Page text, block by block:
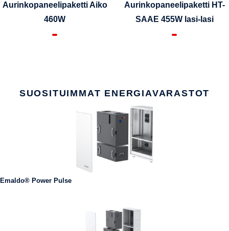
Aurinkopaneelipaketti Aiko
460W
Aurinkopaneelipaketti HT-
SAAE 455W lasi-lasi
SUOSITUIMMAT ENERGIAVARASTOT
Emaldo® Power Pulse